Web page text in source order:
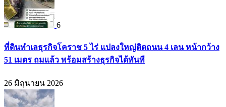
6
ที่ดินทำเลธุรกิจโคราช 5 ไร่ แปลงใหญ่ติดถนน 4 เลน หน้ากว้าง
51 เมตร ถมแล้ว พร้อมสร้างธุรกิจได้ทันที
26 มิถุนายน 2026